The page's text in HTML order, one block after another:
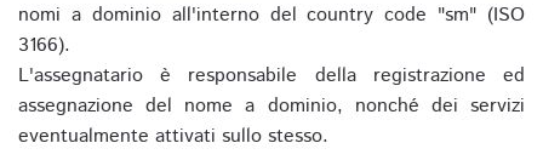
nomi a dominio all'interno del country code "sm" (ISO
3166).
L'assegnatario è responsabile della registrazione ed
assegnazione del nome a dominio, nonché dei servizi
eventualmente attivati sullo stesso.